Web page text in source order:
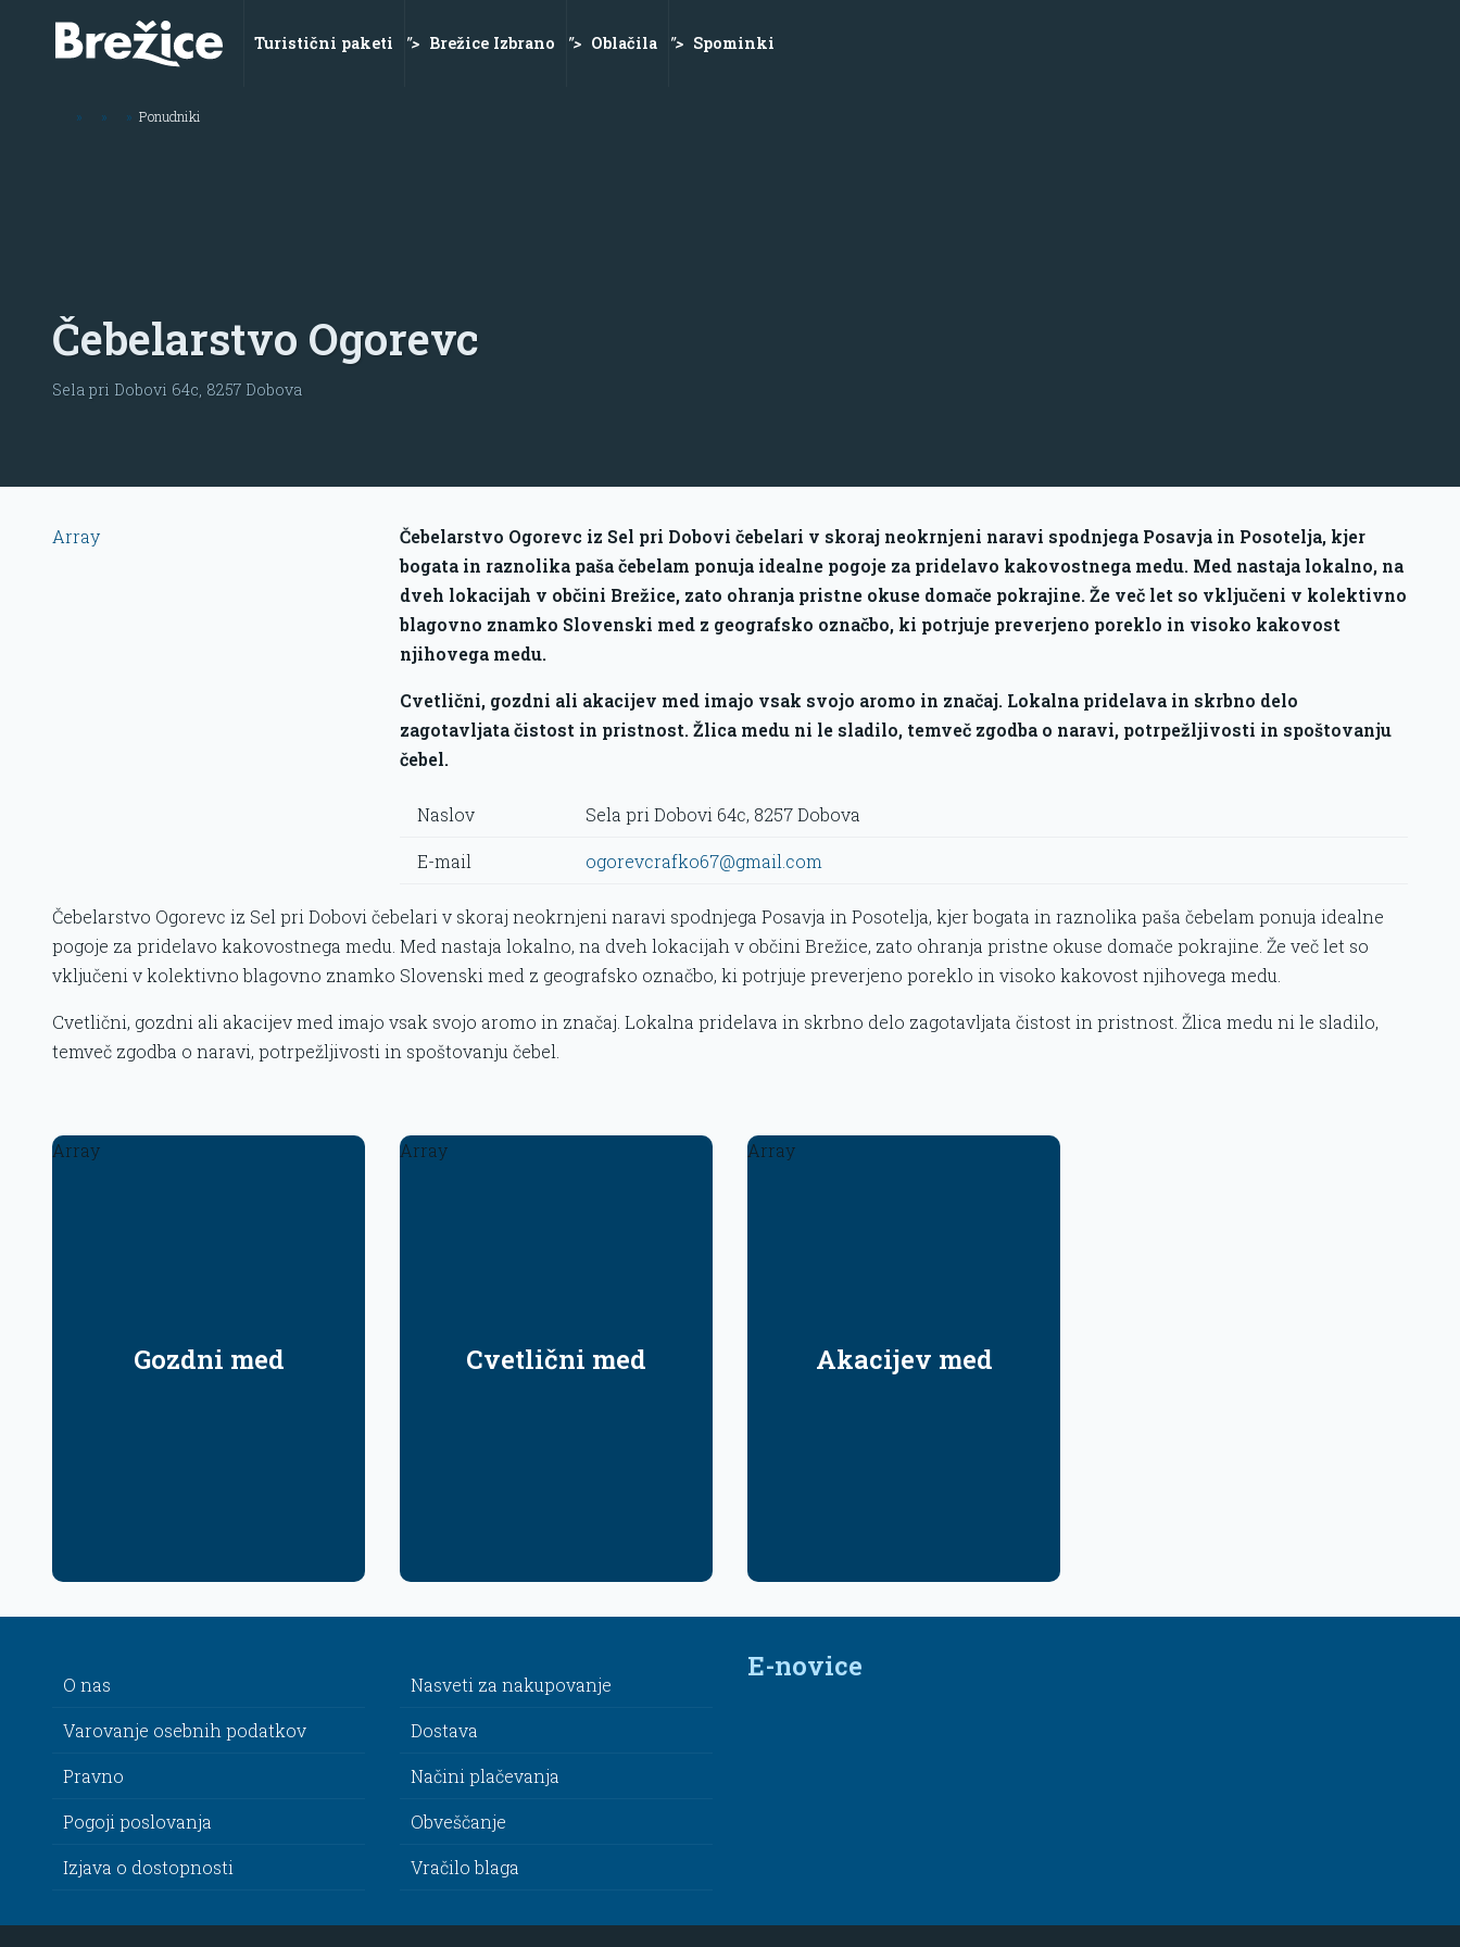
Turistični paketi "> Brežice Izbrano "> Oblačila "> Spominki
» » » Ponudniki
Čebelarstvo Ogorevc
Sela pri Dobovi 64c, 8257 Dobova
Array
Čebelarstvo Ogorevc iz Sel pri Dobovi čebelari v skoraj neokrnjeni naravi spodnjega Posavja in Posotelja, kjer
bogata in raznolika paša čebelam ponuja idealne pogoje za pridelavo kakovostnega medu. Med nastaja lokalno, na
dveh lokacijah v občini Brežice, zato ohranja pristne okuse domače pokrajine. Že več let so vključeni v kolektivno
blagovno znamko Slovenski med z geografsko označbo, ki potrjuje preverjeno poreklo in visoko kakovost
njihovega medu.
Cvetlični, gozdni ali akacijev med imajo vsak svojo aromo in značaj. Lokalna pridelava in skrbno delo
zagotavljata čistost in pristnost. Žlica medu ni le sladilo, temveč zgodba o naravi, potrpežljivosti in spoštovanju
čebel.
Naslov Sela pri Dobovi 64c, 8257 Dobova
E-mail ogorevcrafko67@gmail.com
Čebelarstvo Ogorevc iz Sel pri Dobovi čebelari v skoraj neokrnjeni naravi spodnjega Posavja in Posotelja, kjer bogata in raznolika paša čebelam ponuja idealne
pogoje za pridelavo kakovostnega medu. Med nastaja lokalno, na dveh lokacijah v občini Brežice, zato ohranja pristne okuse domače pokrajine. Že več let so
vključeni v kolektivno blagovno znamko Slovenski med z geografsko označbo, ki potrjuje preverjeno poreklo in visoko kakovost njihovega medu.
Cvetlični, gozdni ali akacijev med imajo vsak svojo aromo in značaj. Lokalna pridelava in skrbno delo zagotavljata čistost in pristnost. Žlica medu ni le sladilo,
temveč zgodba o naravi, potrpežljivosti in spoštovanju čebel.
Gozdni med
Array
Cvetlični med
Array
Akacijev med
Array
O nas
Varovanje osebnih podatkov
Pravno
Pogoji poslovanja
Izjava o dostopnosti
Nasveti za nakupovanje
Dostava
Načini plačevanja
Obveščanje
Vračilo blaga
E-novice